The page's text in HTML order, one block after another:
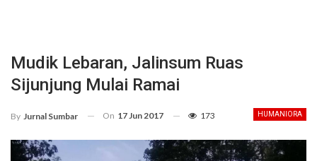
Mudik Lebaran, Jalinsum Ruas
Sijunjung Mulai Ramai
HUMANIORA
By Jurnal Sumbar On 17 Jun 2017 173